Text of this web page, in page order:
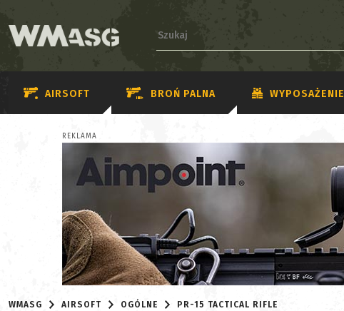
AIRSOFT BROŃ PALNA WYPOSAŻENIE
REKLAMA
WMASG AIRSOFT OGÓLNE PR-15 TACTICAL RIFLE